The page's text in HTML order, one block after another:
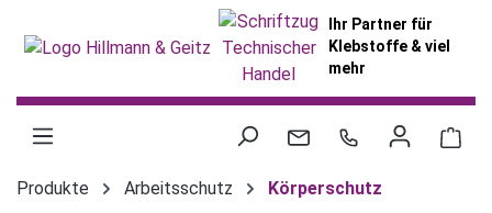
Ihr Partner für
Klebstoffe & viel
mehr
Produkte Arbeitsschutz Körperschutz